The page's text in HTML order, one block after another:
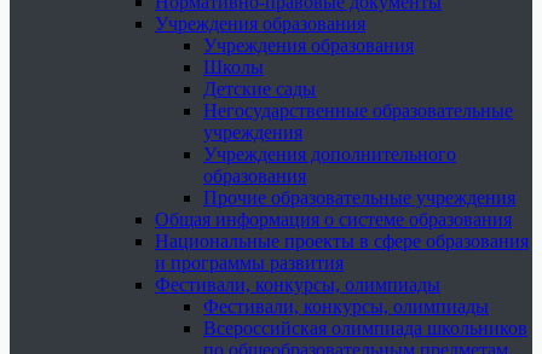
Учреждения образования
Учреждения образования
Школы
Детские сады
Негосударственные образовательные
учреждения
Учреждения дополнительного
образования
Прочие образовательные учреждения
Общая информация о системе образования
Национальные проекты в сфере образования
и программы развития
Фестивали, конкурсы, олимпиады
Фестивали, конкурсы, олимпиады
Всероссийская олимпиада школьников
по общеобразовательным предметам